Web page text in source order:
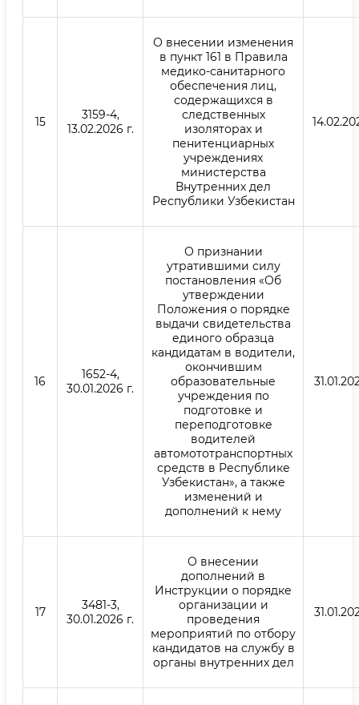
15
3159-4,
13.02.2026 г.
О внесении изменения
в пункт 161 в Правила
медико-санитарного
обеспечения лиц,
содержащихся в
следственных
изоляторах и
пенитенциарных
учреждениях
министерства
Внутренних дел
Республики Узбекистан
16
1652-4,
30.01.2026 г.
О признании
утратившими силу
постановления «Об
утверждении
Положения о порядке
выдачи свидетельства
единого образца
кандидатам в водители,
окончившим
образовательные
учреждения по
подготовке и
переподготовке
водителей
автомототранспортных
средств в Республике
Узбекистан», а также
изменений и
дополнений к нему
17
3481-3,
30.01.2026 г.
О внесении
дополнений в
Инструкции о порядке
организации и
проведения
мероприятий по отбору
кандидатов на службу в
органы внутренних дел